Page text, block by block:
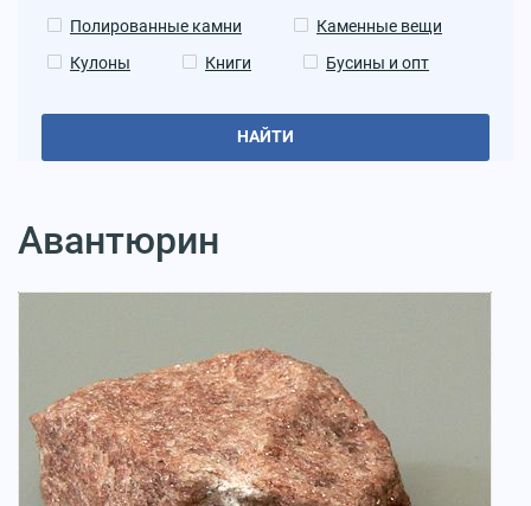
Полированные камни
Каменные вещи
Кулоны
Книги Бусины и опт
НАЙТИ
Авантюрин